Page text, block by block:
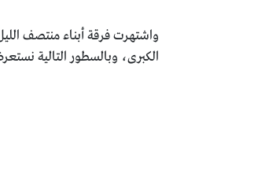
الكبرى، وبالسطور التالية